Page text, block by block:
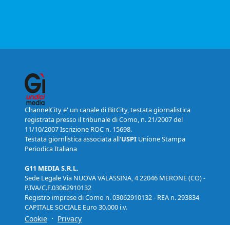
ChannelCity e' un canale di BitCity, testata giornalistica
registrata presso il tribunale di Como, n. 21/2007 del
11/10/2007 Iscrizione ROC n. 15698.
Testata giornlistica associata all'USPI Unione Stampa
Periodica Italiana
G11 MEDIA S.R.L.
Sede Legale Via NUOVA VALASSINA, 4 22046 MERONE (CO) -
P.IVA/C.F.03062910132
Registro imprese di Como n. 03062910132 - REA n. 293834
CAPITALE SOCIALE Euro 30.000 i.v.
Cookie · Privacy